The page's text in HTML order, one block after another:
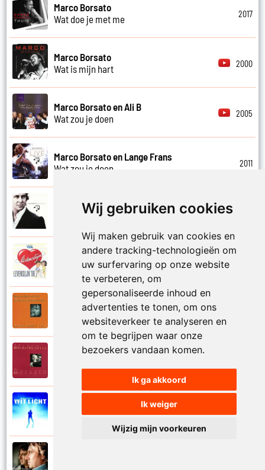
Wij gebruiken cookies
Wij maken gebruik van cookies en
andere tracking-technologieën om
uw surfervaring op onze website
te verbeteren, om
gepersonaliseerde inhoud en
advertenties te tonen, om ons
websiteverkeer te analyseren en
om te begrijpen waar onze
bezoekers vandaan komen.
Ik ga akkoord
Ik weiger
Wijzig mijn voorkeuren
Marco Borsato
Wat doe je met me
2017
Marco Borsato
Wat is mijn hart
2000
Marco Borsato en Ali B
Wat zou je doen
2005
Marco Borsato en Lange Frans
Wat zou je doen
2011
Marco Borsato
Isabelle A en Marco Borsato
Wereld zonder jou
Marco Borsato en Trijntje Oosterhuis
Wereld zonder jou
Marco Borsato
Wit licht
2008